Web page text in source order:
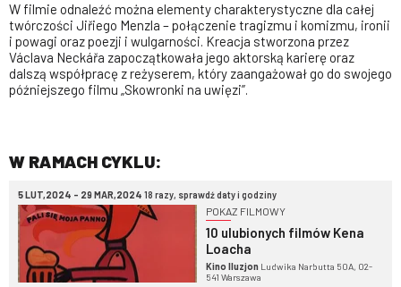
W filmie odnaleźć można elementy charakterystyczne dla całej
twórczości Jiřiego Menzla – połączenie tragizmu i komizmu, ironii
i powagi oraz poezji i wulgarności. Kreacja stworzona przez
Václava Neckářa zapoczątkowała jego aktorską karierę oraz
dalszą współpracę z reżyserem, który zaangażował go do swojego
późniejszego filmu „Skowronki na uwięzi”.
W RAMACH CYKLU:
5 LUT,2024 - 29 MAR,2024 18 razy, sprawdź daty i godziny
POKAZ FILMOWY
10 ulubionych filmów Kena
Loacha
Kino Iluzjon Ludwika Narbutta 50A, 02-
541 Warszawa